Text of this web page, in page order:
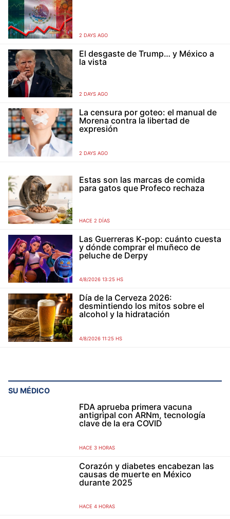
2 DAYS AGO
El desgaste de Trump… y México a
la vista
2 DAYS AGO
La censura por goteo: el manual de
Morena contra la libertad de
expresión
2 DAYS AGO
Estas son las marcas de comida
para gatos que Profeco rechaza
HACE 2 DÍAS
Las Guerreras K-pop: cuánto cuesta
y dónde comprar el muñeco de
peluche de Derpy
4/8/2026 13:25 HS
Día de la Cerveza 2026:
desmintiendo los mitos sobre el
alcohol y la hidratación
4/8/2026 11:25 HS
SU MÉDICO
FDA aprueba primera vacuna
antigripal con ARNm, tecnología
clave de la era COVID
HACE 3 HORAS
Corazón y diabetes encabezan las
causas de muerte en México
durante 2025
HACE 4 HORAS